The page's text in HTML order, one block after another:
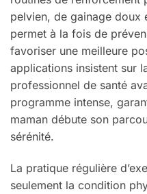
pelvien, de gainage doux
permet à la fois de
favoriser une meilleure
applications insistent sur
professionnel de santé
programme intense,
maman débute son
sérénité.
La pratique régulière
seulement la condition